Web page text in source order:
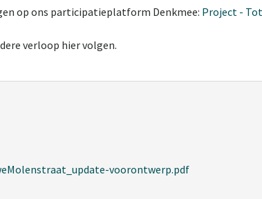
op ons participatieplatform Denkmee: Project -
verloop hier volgen.
voorontwerp.pdf